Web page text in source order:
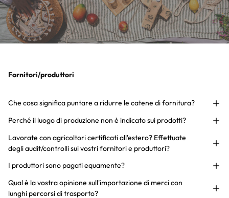
Fornitori/produttori
Che cosa significa puntare a ridurre le catene di fornitura?
Perché il luogo di produzione non è indicato sui prodotti?
Lavorate con agricoltori certificati all'estero? Effettuate
degli audit/controlli sui vostri fornitori e produttori?
I produttori sono pagati equamente?
Qual è la vostra opinione sull'importazione di merci con
lunghi percorsi di trasporto?